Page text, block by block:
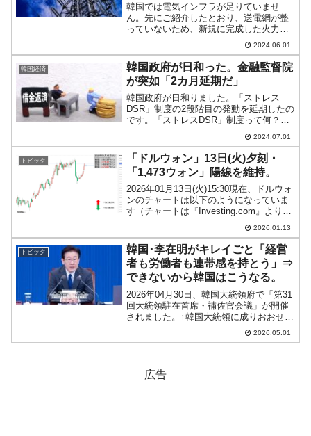
韓国では電気インフラが足りていませ
ん。先にご紹介したとおり、送電網が整
っていないため、新規に完成した火力発
電所が「電気を生産しても無駄だ」と運
転を行っていないくらいです。「ばっか
じゃなかろか」――という話なのです
が、実はこの「送電網不足解消...
2024.06.01
韓国経済
韓国政府が日和った。金融監督院
が突如「2カ月延期だ」
韓国政府が日和りました。「ストレス
DSR」制度の2段階目の発動を延期したの
です。「ストレスDSR」制度って何？韓
国は家計負債の増加を抑えなければなり
ません。金融委員会はそのために「スト
レスDSR」制度は02月の導入を宣言しま
した。DSRは「...
2024.07.01
トピック
「ドルウォン」13日(火)夕刻・
「1,473ウォン」陽線を維持。
2026年01月13日(火)15:30現在、ドルウォ
ンのチャートは以下のようになっていま
す（チャートは『Investing.com』より引
用）。陽線を保っており、ウォン安方向
です。現在のところ「1ドル＝1,473ウォ
ン」近辺の攻防となってい...
2026.01.13
トピック
韓国･李在明がキレイごと「経営
者も労働者も連帯感を持とう」⇒
できないから韓国はこうなる。
2026年04月30日、韓国大統領府で「第31
回大統領駐在首席・補佐官会議」が開催
されました。↑韓国大統領に成りおおせた
李在明（イ・ジェミョン）さん臨席の下
で行われた「第31回大統領駐在首席・補
2026.05.01
広告